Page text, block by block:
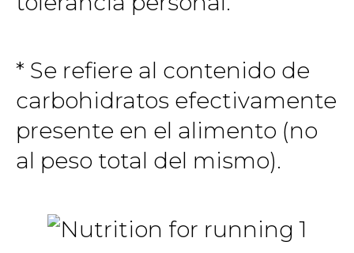
* Se refiere al contenido de
carbohidratos efectivamente
presente en el alimento (no
al peso total del mismo).